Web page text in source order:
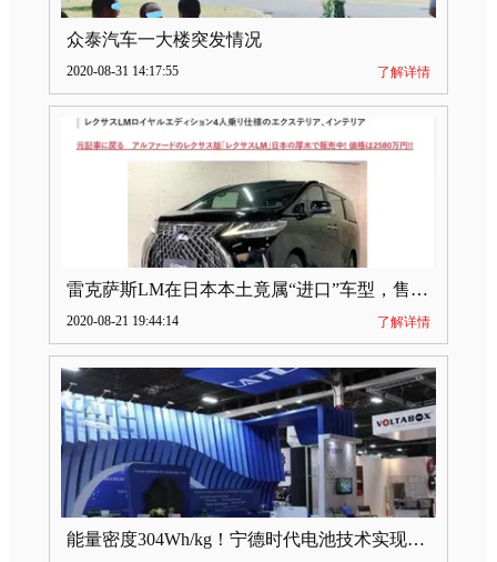
众泰汽车一大楼突发情况
2020-08-31 14:17:55 了解详情
雷克萨斯LM在日本本土竟属“进口”车型，售价2580万日元
2020-08-21 19:44:14 了解详情
能量密度304Wh/kg！宁德时代电池技术实现突破